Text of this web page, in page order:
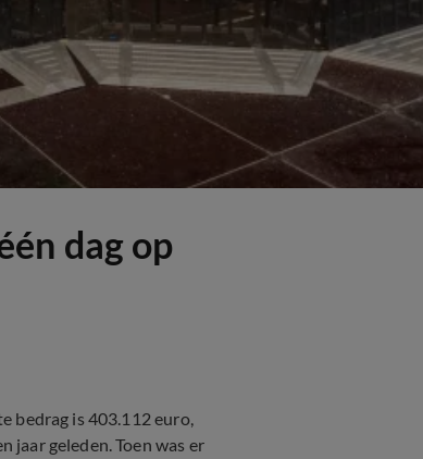
dag op
bedrag is 403.112 euro,
jaar geleden. Toen was er